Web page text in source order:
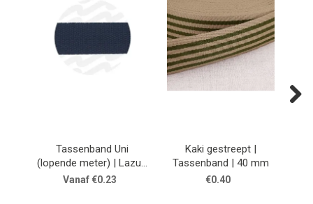
Tassenband Uni
(lopende meter) | Lazulli
Blue
Vanaf €0.23
Kaki gestreept |
Tassenband | 40 mm
€0.40